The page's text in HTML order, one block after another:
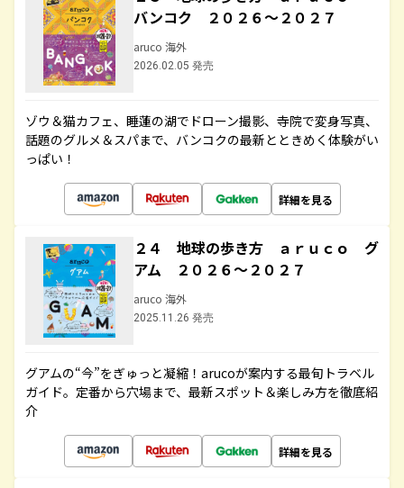
バンコク ２０２６～２０２７
aruco 海外
2026.02.05 発売
ゾウ＆猫カフェ、睡蓮の湖でドローン撮影、寺院で変身写真、
話題のグルメ＆スパまで、バンコクの最新とときめく体験がい
っぱい！
詳細を見る
２４ 地球の歩き方 ａｒｕｃｏ グ
アム ２０２６～２０２７
aruco 海外
2025.11.26 発売
グアムの“今”をぎゅっと凝縮！arucoが案内する最旬トラベル
ガイド。定番から穴場まで、最新スポット＆楽しみ方を徹底紹
介
詳細を見る